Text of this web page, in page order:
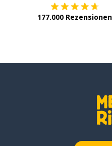
177.000 Rezensionen